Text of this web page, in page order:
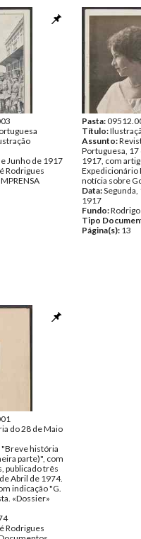
do Dr. R.
Rodrigues
Documentos
Junho de 1917
Rodrigues
Pasta:
Título:
Assunto:
Portuguesa,
1917, com
Expedicionário
notícia sobre
Data:
1917
Fundo:
Tipo
Página(s): 13
do 28 de Maio
"Breve história
parte)", com
publicado três
Abril de 1974.
indicação "G.
«Dossier»
Rodrigues